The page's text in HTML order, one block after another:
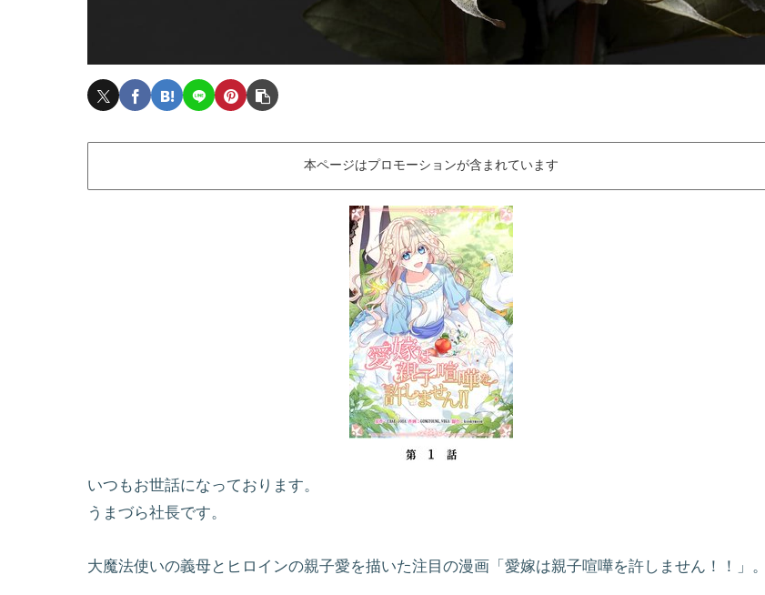
本ページはプロモーションが含まれています
いつもお世話になっております。
うまづら社長です。
大魔法使いの義母とヒロインの親子愛を描いた注目の漫画「愛嫁は親子喧嘩を許しません！！」。